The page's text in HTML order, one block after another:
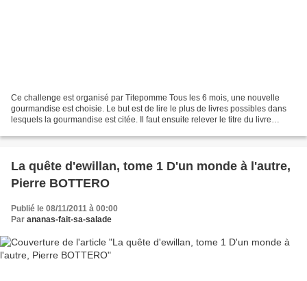
Ce challenge est organisé par Titepomme Tous les 6 mois, une nouvelle
gourmandise est choisie. Le but est de lire le plus de livres possibles dans
lesquels la gourmandise est citée. Il faut ensuite relever le titre du livre
La quête d'ewillan, tome 1 D'un monde à l'autre,
Pierre BOTTERO
Publié le 08/11/2011 à 00:00
Par ananas-fait-sa-salade